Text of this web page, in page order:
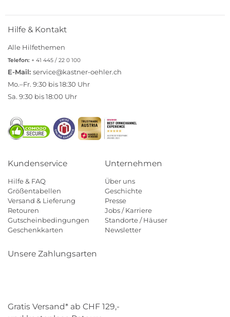
Hilfe & Kontakt
Alle Hilfethemen
Telefon: + 41 445 / 22 0 100
E-Mail: service@kastner-oehler.ch
Mo.–Fr. 9:30 bis 18:30 Uhr
Sa. 9:30 bis 18:00 Uhr
Kundenservice
Hilfe & FAQ
Größentabellen
Versand & Lieferung
Retouren
Gutscheinbedingungen
Geschenkkarten
Unternehmen
Über uns
Geschichte
Presse
Jobs / Karriere
Standorte / Häuser
Newsletter
Unsere Zahlungsarten
Gratis Versand* ab CHF 129,-